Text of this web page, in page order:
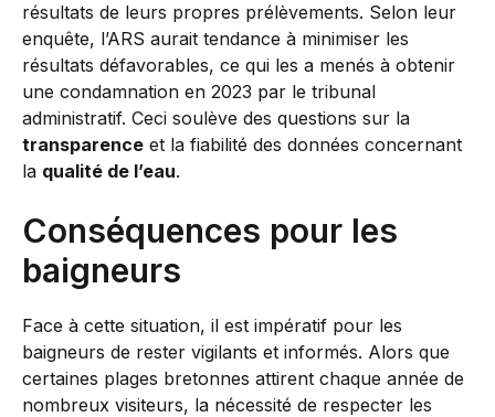
résultats de leurs propres prélèvements. Selon leur
enquête, l’ARS aurait tendance à minimiser les
résultats défavorables, ce qui les a menés à obtenir
une condamnation en 2023 par le tribunal
administratif. Ceci soulève des questions sur la
transparence et la fiabilité des données concernant
la qualité de l’eau.
Conséquences pour les
baigneurs
Face à cette situation, il est impératif pour les
baigneurs de rester vigilants et informés. Alors que
certaines plages bretonnes attirent chaque année de
nombreux visiteurs, la nécessité de respecter les